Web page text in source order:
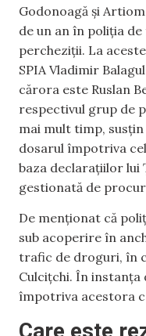
Godonoagă și
de un an în poliția
percheziții. La
SPIA Vladimir
cărora este Ruslan
respectivul grup de
mai mult timp,
dosarul împotriva
baza declarațiilor lui
gestionată de
De menționat că
sub acoperire în
trafic de droguri, în
Culcițchi. În instanța
împotriva acestora
Care este